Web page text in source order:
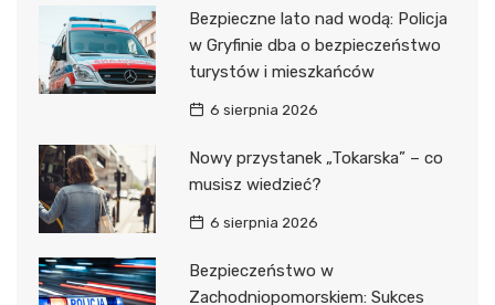
Bezpieczne lato nad wodą: Policja
w Gryfinie dba o bezpieczeństwo
turystów i mieszkańców
6 sierpnia 2026
Nowy przystanek „Tokarska” – co
musisz wiedzieć?
6 sierpnia 2026
Bezpieczeństwo w
Zachodniopomorskiem: Sukces